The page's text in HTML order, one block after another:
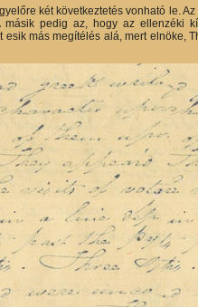
két következtetés vonható le.
másik pedig az, hogy az ellenzéki
esik más megítélés alá, mert elnöke,